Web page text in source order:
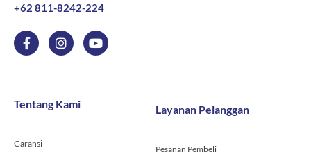
Breastpump
+62 811-8242-224
F
a
o
f
I
n
g
r
Y
o
Tentang Kami
Garansi
Layanan Pelanggan
Pesanan Pembeli